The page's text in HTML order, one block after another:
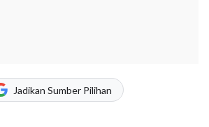
Jadikan Sumber Pilihan